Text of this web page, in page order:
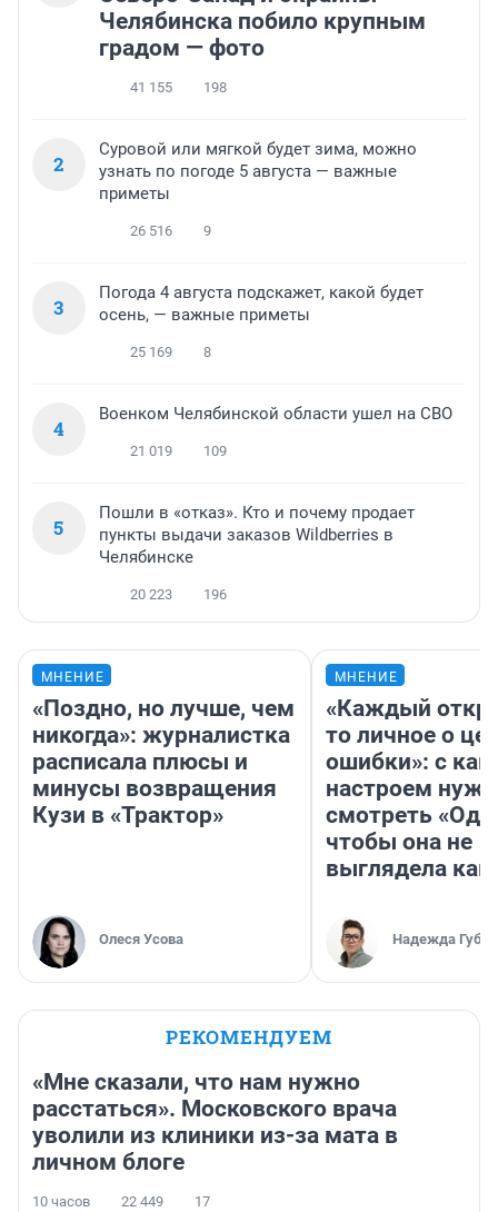
Челябинска побило крупным
градом — фото
41 155 198
2
Суровой или мягкой будет зима, можно
узнать по погоде 5 августа — важные
приметы
26 516 9
3
Погода 4 августа подскажет, какой будет
осень, — важные приметы
25 169 8
4
Военком Челябинской области ушел на СВО
21 019 109
5
Пошли в «отказ». Кто и почему продает
пункты выдачи заказов Wildberries в
Челябинске
20 223 196
МНЕНИЕ
«Поздно, но лучше, чем
никогда»: журналистка
расписала плюсы и
минусы возвращения
Кузи в «Трактор»
Олеся Усова
МНЕНИЕ
«Каждый
то личное о
ошибки»: с
настроем
смотреть
чтобы она не
выглядела как
Надежда
РЕКОМЕНДУЕМ
«Мне сказали, что нам нужно
расстаться». Московского врача
уволили из клиники из-за мата в
личном блоге
10 часов 22 449 17